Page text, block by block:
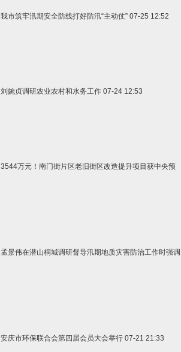
我市筑牢汛期安全防线打好防汛“主动仗” 07-25 12:52
刘婉贞调研农业农村和水务工作 07-24 12:53
3544万元！南门街片区老旧街区改造提升项目获中央预
孟景伟在潜山桐城调研督导汛期地质灾害防治工作时强调
安庆市环保联合会第四届会员大会举行 07-21 21:33